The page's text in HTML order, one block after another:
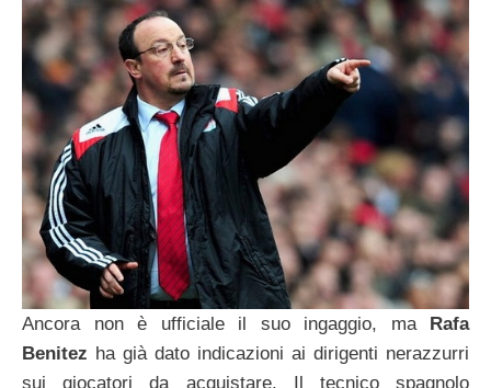
Ancora non è ufficiale il suo ingaggio, ma Rafa
Benitez ha già dato indicazioni ai dirigenti nerazzurri
sui giocatori da acquistare. Il tecnico spagnolo